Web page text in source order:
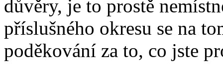
důvěry, je to prostě
příslušného okresu se na
poděkování za to, co jste